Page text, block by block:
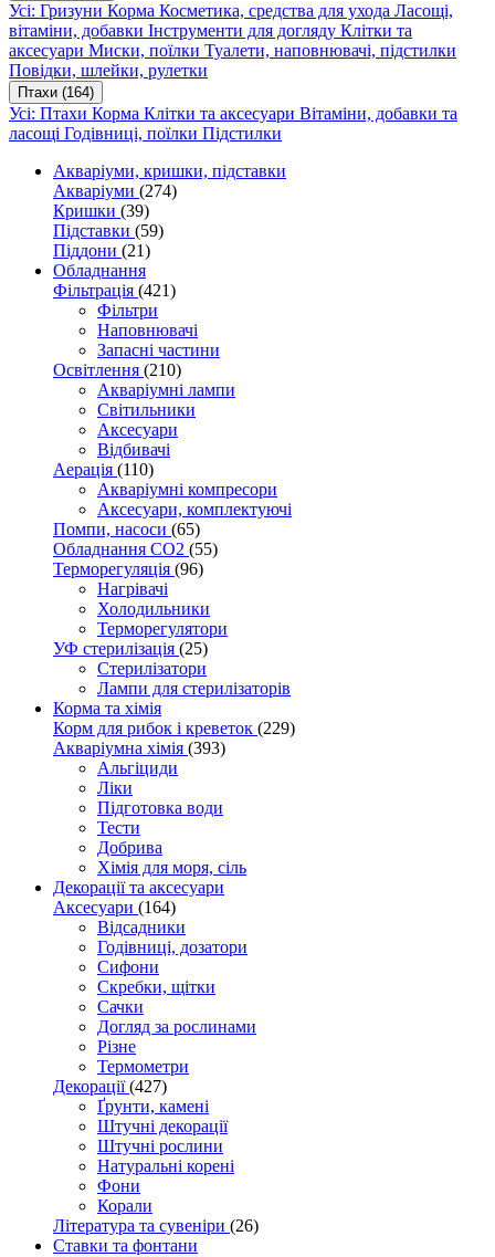
Усі: Гризуни Корма Косметика, средства для ухода Ласощі,
вітаміни, добавки Інструменти для догляду Клітки та
аксесуари Миски, поїлки Туалети, наповнювачі, підстилки
Повідки, шлейки, рулетки
Птахи (164)
Усі: Птахи Корма Клітки та аксесуари Вітаміни, добавки та
ласощі Годівниці, поїлки Підстилки
Акваріуми, кришки, підставки
Акваріуми (274)
Кришки (39)
Підставки (59)
Піддони (21)
Обладнання
Фільтрація (421)
Фільтри
Наповнювачі
Запасні частини
Освітлення (210)
Акваріумні лампи
Світильники
Аксесуари
Відбивачі
Аерація (110)
Акваріумні компресори
Аксесуари, комплектуючі
Помпи, насоси (65)
Обладнання CO2 (55)
Терморегуляція (96)
Нагрівачі
Холодильники
Терморегулятори
УФ стерилізація (25)
Стерилізатори
Лампи для стерилізаторів
Корма та хімія
Корм для рибок і креветок (229)
Акваріумна хімія (393)
Альгіциди
Ліки
Підготовка води
Тести
Добрива
Хімія для моря, сіль
Декорації та аксесуари
Аксесуари (164)
Відсадники
Годівниці, дозатори
Сифони
Скребки, щітки
Сачки
Догляд за рослинами
Різне
Термометри
Декорації(427)
Ґрунти, камені
Штучні декорації
Штучні рослини
Натуральні корені
Фони
Корали
Література та сувеніри (26)
Ставки та фонтани